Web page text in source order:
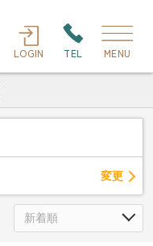
LOGIN TEL MENU
変更